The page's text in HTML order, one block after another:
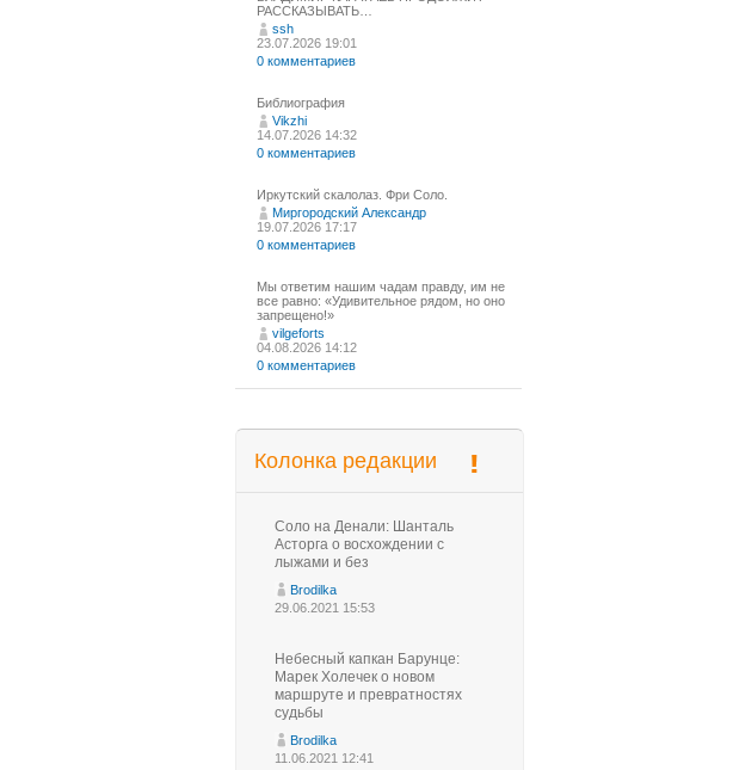
РАССКАЗЫВАТЬ…
ssh
23.07.2026 19:01
0 комментариев
Библиография
Vikzhi
14.07.2026 14:32
0 комментариев
Иркутский скалолаз. Фри Соло.
Миргородский Александр
19.07.2026 17:17
0 комментариев
Мы ответим нашим чадам правду, им не
все равно: «Удивительное рядом, но оно
запрещено!»
vilgeforts
04.08.2026 14:12
0 комментариев
Колонка редакции
Соло на Денали: Шанталь
Асторга о восхождении с
лыжами и без
Brodilka
29.06.2021 15:53
Небесный капкан Барунце:
Марек Холечек о новом
маршруте и превратностях
судьбы
Brodilka
11.06.2021 12:41